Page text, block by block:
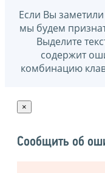
Если Вы
мы будем
Выделите
содержит
комбинацию
×
Сообщить об